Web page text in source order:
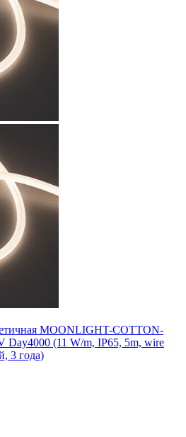
MOONLIGHT-COTTON-
Day4000 (11 W/m, IP65, 5m, wire
3 года)